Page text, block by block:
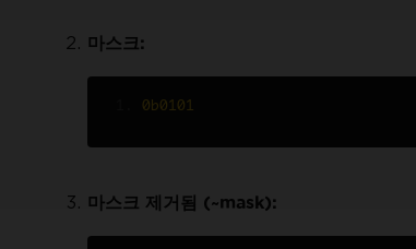
마스크:
0b0101
마스크 제거됨 (~mask):